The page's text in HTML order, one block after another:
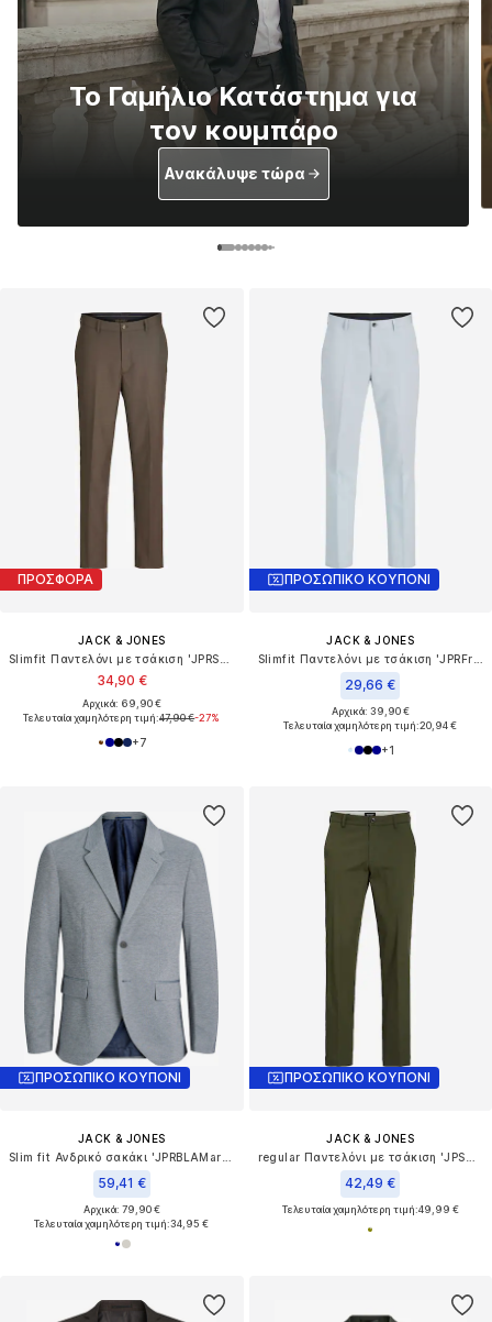
ΠΡΟΣΦΟΡΑ
JACK & JONES
34,90 €
Αρχικά: 69,90 €
Τελευταία χαμηλότερη τιμή:47,90 €-27%
+7
ΠΡΟΣΩΠΙΚΟ ΚΟΥΠΟΝΙ
JACK & JONES
29,66 €
Αρχικά: 39,90 €
Τελευταία χαμηλότερη τιμή:20,94 €
+1
Το Γαμήλιο Κατάστημα για
τον κουμπάρο
Ανακάλυψε τώρα
ΠΡΟΣΩΠΙΚΟ ΚΟΥΠΟΝΙ
JACK & JONES
59,41 €
Αρχικά: 79,90 €
Τελευταία χαμηλότερη τιμή:34,95 €
ΠΡΟΣΩΠΙΚΟ ΚΟΥΠΟΝΙ
JACK & JONES
42,49 €
Τελευταία χαμηλότερη τιμή:49,99 €